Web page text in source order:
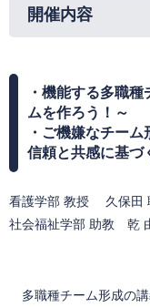
開催内容​
・機能する多職
ムを作ろう！～
・ご機嫌なチー
信頼と共感に基づ
看護学部 教授 久保田
社会福祉学部 助教 乾
多職種チーム形成の